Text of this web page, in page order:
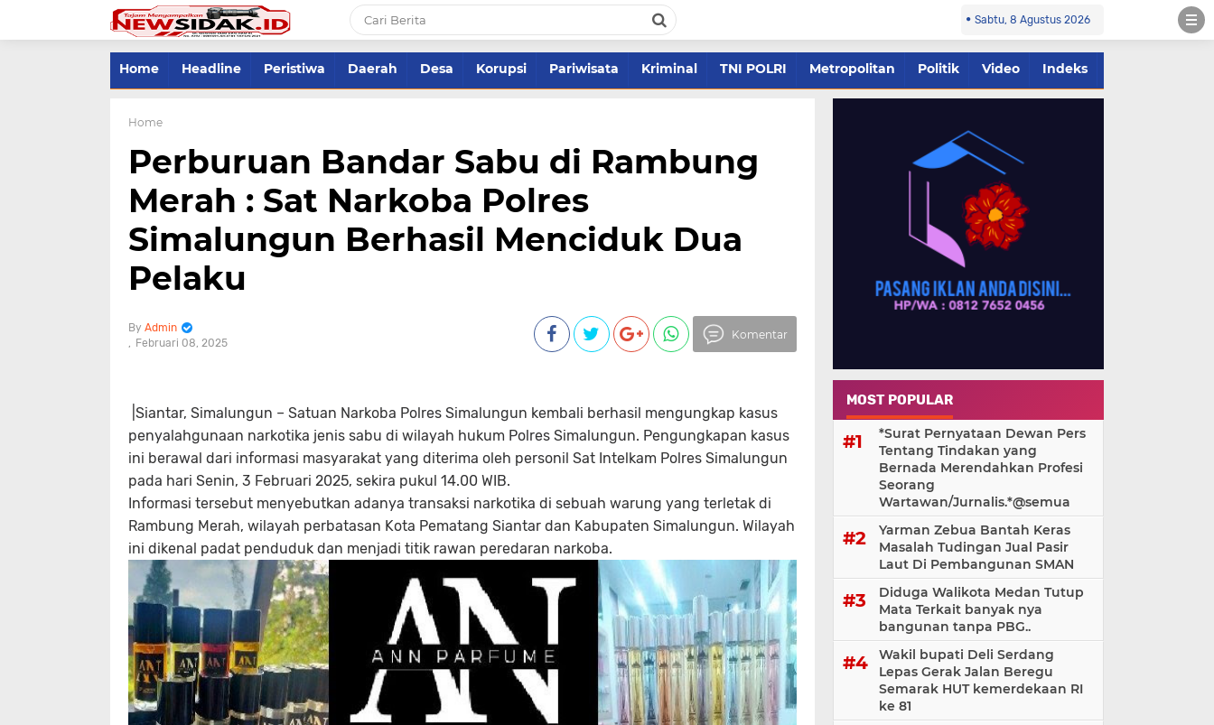
Sabtu, 8 Agustus 2026
Home Headline Peristiwa Daerah Desa Korupsi Pariwisata Kriminal TNI POLRI Metropolitan Politik Video Indeks
Home
Perburuan Bandar Sabu di Rambung
Merah : Sat Narkoba Polres
Simalungun Berhasil Menciduk Dua
Pelaku
Admin
Februari 08, 2025
Komentar
|Siantar, Simalungun – Satuan Narkoba Polres Simalungun kembali berhasil mengungkap kasus
penyalahgunaan narkotika jenis sabu di wilayah hukum Polres Simalungun. Pengungkapan kasus
ini berawal dari informasi masyarakat yang diterima oleh personil Sat Intelkam Polres Simalungun
pada hari Senin, 3 Februari 2025, sekira pukul 14.00 WIB.
Informasi tersebut menyebutkan adanya transaksi narkotika di sebuah warung yang terletak di
Rambung Merah, wilayah perbatasan Kota Pematang Siantar dan Kabupaten Simalungun. Wilayah
ini dikenal padat penduduk dan menjadi titik rawan peredaran narkoba.
MOST POPULAR
*Surat Pernyataan Dewan Pers
Tentang Tindakan yang
Bernada Merendahkan Profesi
Seorang
Wartawan/Jurnalis.*@⁨semua
Yarman Zebua Bantah Keras
Masalah Tudingan Jual Pasir
Laut Di Pembangunan SMAN
Diduga Walikota Medan Tutup
Mata Terkait banyak nya
bangunan tanpa PBG..
Wakil bupati Deli Serdang
Lepas Gerak Jalan Beregu
Semarak HUT kemerdekaan RI
ke 81